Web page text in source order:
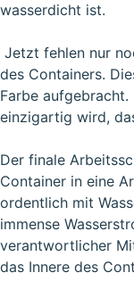
wasserdicht ist.
Jetzt fehlen nur
des Containers.
Farbe aufgebracht.
einzigartig wird,
Der finale
Container in eine
ordentlich mit
immense
verantwortlicher
das Innere des